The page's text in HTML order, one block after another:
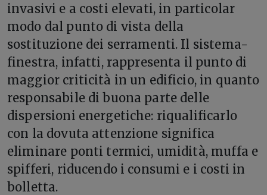
invasivi e a costi elevati, in particolar
modo dal punto di vista della
sostituzione dei serramenti. Il sistema-
finestra, infatti, rappresenta il punto di
maggior criticità in un edificio, in quanto
responsabile di buona parte delle
dispersioni energetiche: riqualificarlo
con la dovuta attenzione significa
eliminare ponti termici, umidità, muffa e
spifferi, riducendo i consumi e i costi in
bolletta.